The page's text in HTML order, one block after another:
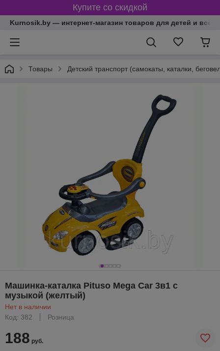
Купите со скидкой
Kurnosik.by — интернет-магазин товаров для детей и всей
Товары Детский транспорт (самокаты, каталки,
Машинка-каталка Pituso Mega Car 3в1 с
музыкой (желтый)
Нет в наличии
Код: 382
Розница
188 руб.